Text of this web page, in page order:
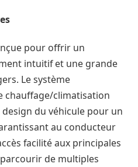
pour offrir un
intuitif et une grande
Le système
chauffage/climatisation
du véhicule pour un
au conducteur
facilité aux principales
de multiples